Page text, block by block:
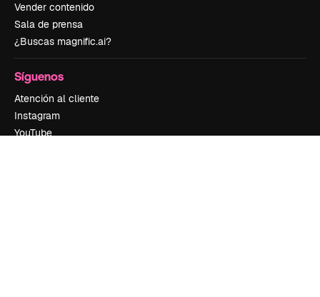
Vender contenido
Sala de prensa
¿Buscas magnific.ai?
Síguenos
Atención al cliente
Instagram
YouTube